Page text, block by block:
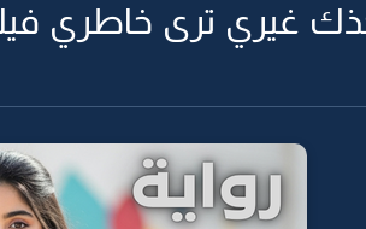
غيري ترى خاطري